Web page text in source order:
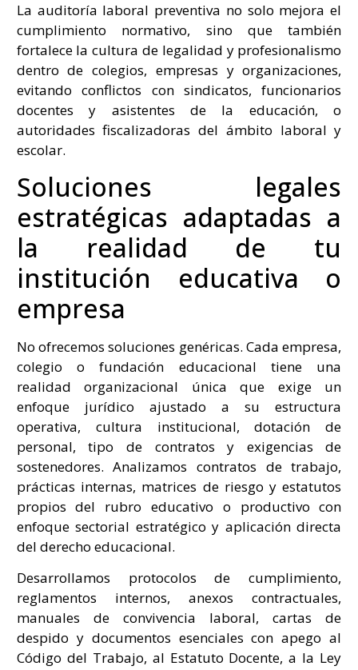
La auditoría laboral preventiva no solo mejora el
cumplimiento normativo, sino que también
fortalece la cultura de legalidad y profesionalismo
dentro de colegios, empresas y organizaciones,
evitando conflictos con sindicatos, funcionarios
docentes y asistentes de la educación, o
autoridades fiscalizadoras del ámbito laboral y
escolar.
Soluciones legales
estratégicas adaptadas a
la realidad de tu
institución educativa o
empresa
No ofrecemos soluciones genéricas. Cada empresa,
colegio o fundación educacional tiene una
realidad organizacional única que exige un
enfoque jurídico ajustado a su estructura
operativa, cultura institucional, dotación de
personal, tipo de contratos y exigencias de
sostenedores. Analizamos contratos de trabajo,
prácticas internas, matrices de riesgo y estatutos
propios del rubro educativo o productivo con
enfoque sectorial estratégico y aplicación directa
del derecho educacional.
Desarrollamos protocolos de cumplimiento,
reglamentos internos, anexos contractuales,
manuales de convivencia laboral, cartas de
despido y documentos esenciales con apego al
Código del Trabajo, al Estatuto Docente, a la Ley